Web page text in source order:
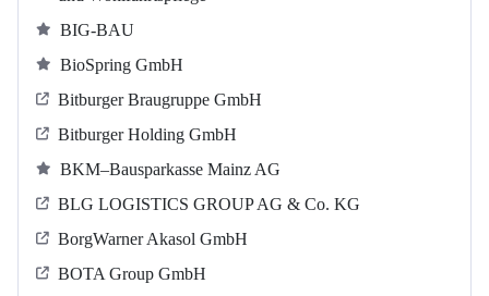
BIG-BAU
BioSpring GmbH
Bitburger Braugruppe GmbH
Bitburger Holding GmbH
BKM–Bausparkasse Mainz AG
BLG LOGISTICS GROUP AG & Co. KG
BorgWarner Akasol GmbH
BOTA Group GmbH